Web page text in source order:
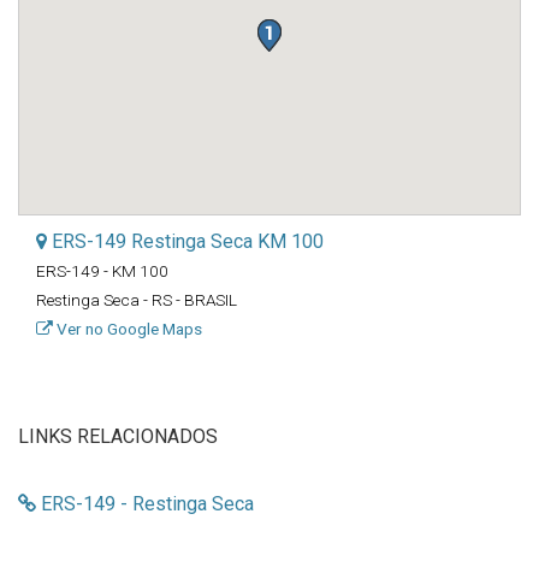
ERS-149 Restinga Seca KM 100
ERS-149 - KM 100
Restinga Seca - RS - BRASIL
Ver no Google Maps
LINKS RELACIONADOS
ERS-149 - Restinga Seca